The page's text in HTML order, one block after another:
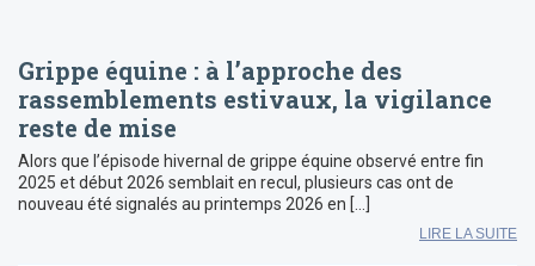
Grippe équine : à l’approche des
rassemblements estivaux, la vigilance
reste de mise
Alors que l’épisode hivernal de grippe équine observé entre fin
2025 et début 2026 semblait en recul, plusieurs cas ont de
nouveau été signalés au printemps 2026 en […]
LIRE LA SUITE